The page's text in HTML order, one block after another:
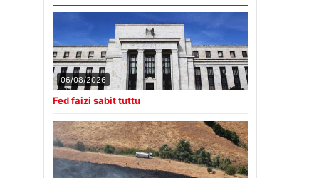
06/08/2026
Fed faizi sabit tuttu